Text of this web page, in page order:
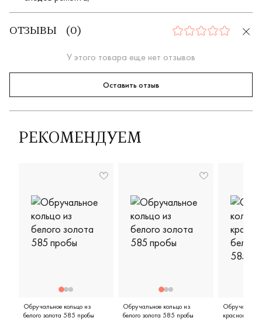
ОТЗЫВЫ ( 0) 0
У этого товара еще нет отзывов
Оставить отзыв
РЕКОМЕНДУЕМ
Обручальное кольцо из
белого золота 585 пробы
Обручальное кольцо из
белого золота 585 пробы
красного и